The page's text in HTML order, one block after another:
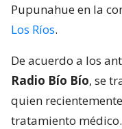
Pupunahue en la
Los Ríos.
De acuerdo a los
Radio Bío Bío, se
quien
tratamiento médico.